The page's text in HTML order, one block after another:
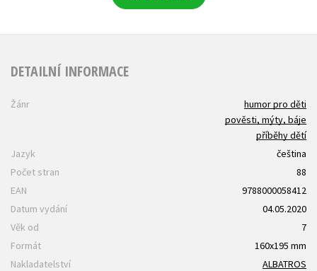
DETAILNÍ INFORMACE
Žánr
humor pro děti
pověsti, mýty, báje
příběhy dětí
Jazyk
čeština
Počet stran
88
EAN
9788000058412
Datum vydání
04.05.2020
Věk od
7
Formát
160x195 mm
Nakladatelství
ALBATROS